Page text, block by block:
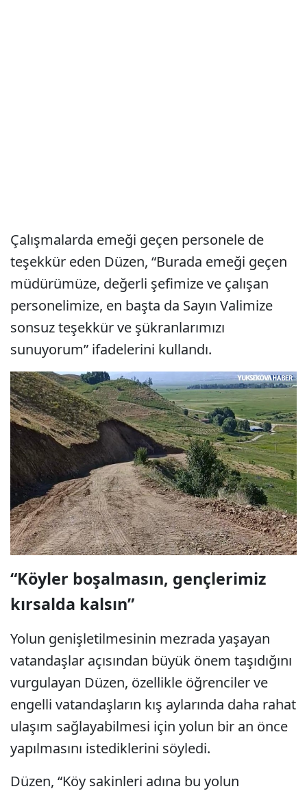
Çalışmalarda emeği geçen personele de
teşekkür eden Düzen, “Burada emeği geçen
müdürümüze, değerli şefimize ve çalışan
personelimize, en başta da Sayın Valimize
sonsuz teşekkür ve şükranlarımızı
sunuyorum” ifadelerini kullandı.
“Köyler boşalmasın, gençlerimiz
kırsalda kalsın”
Yolun genişletilmesinin mezrada yaşayan
vatandaşlar açısından büyük önem taşıdığını
vurgulayan Düzen, özellikle öğrenciler ve
engelli vatandaşların kış aylarında daha rahat
ulaşım sağlayabilmesi için yolun bir an önce
yapılmasını istediklerini söyledi.
Düzen, “Köy sakinleri adına bu yolun